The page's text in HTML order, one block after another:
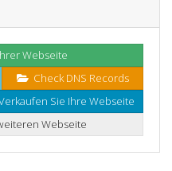
Webseite
Check DNS Records
Sie Ihre Webseite
Webseite